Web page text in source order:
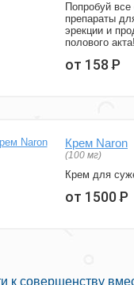
Попробуй все
препараты
эрекции и
полового акта!
от 158Р
Крем Naron
(100 мг)
Крем для
от 1500Р
к совершенству